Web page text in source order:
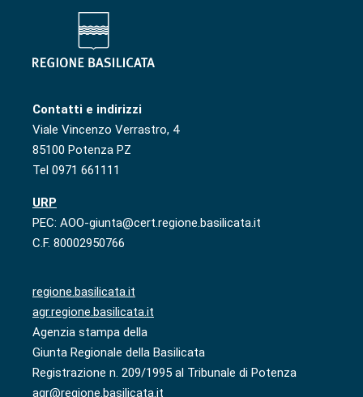
Contatti e indirizzi
Viale Vincenzo Verrastro, 4
85100 Potenza PZ
Tel 0971 661111
URP
PEC: AOO-giunta@cert.regione.basilicata.it
C.F. 80002950766
regione.basilicata.it
agr.regione.basilicata.it
Agenzia stampa della
Giunta Regionale della Basilicata
Registrazione n. 209/1995 al Tribunale di Potenza
agr@regione.basilicata.it